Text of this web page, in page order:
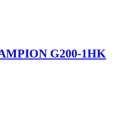
G200-1HK